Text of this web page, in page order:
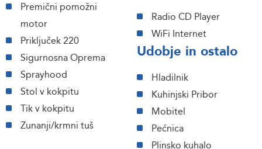
Premični pomožni
motor
Priključek 220
Sigurnosna Oprema
Sprayhood
Stol v kokpitu
Tik v kokpitu
Zunanji/krmni tuš
Radio CD Player
WiFi Internet
Udobje in ostalo
Hladilnik
Kuhinjski Pribor
Mobitel
Pećnica
Plinsko kuhalo